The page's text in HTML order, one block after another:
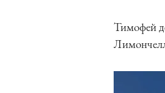
Тимофей